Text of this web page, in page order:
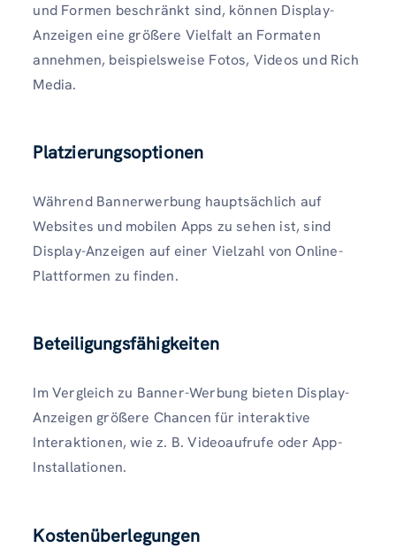
und Formen beschränkt sind, können Display-
Anzeigen eine größere Vielfalt an Formaten
annehmen, beispielsweise Fotos, Videos und Rich
Media.
Platzierungsoptionen
Während Bannerwerbung hauptsächlich auf
Websites und mobilen Apps zu sehen ist, sind
Display-Anzeigen auf einer Vielzahl von Online-
Plattformen zu finden.
Beteiligungsfähigkeiten
Im Vergleich zu Banner-Werbung bieten Display-
Anzeigen größere Chancen für interaktive
Interaktionen, wie z. B. Videoaufrufe oder App-
Installationen.
Kostenüberlegungen